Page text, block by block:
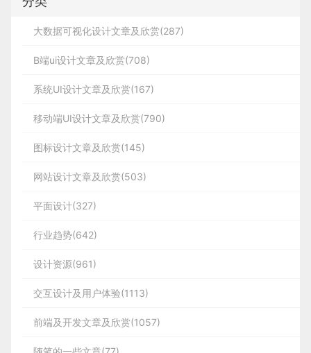
大数据可视化设计文章及欣赏(287)
B端ui设计文章及欣赏(708)
系统UI设计文章及欣赏(167)
移动端UI设计文章及欣赏(790)
图标设计文章及欣赏(145)
网站设计文章及欣赏(503)
平面设计(327)
行业趋势(642)
设计资源(961)
交互设计及用户体验(1113)
前端及开发文章及欣赏(1057)